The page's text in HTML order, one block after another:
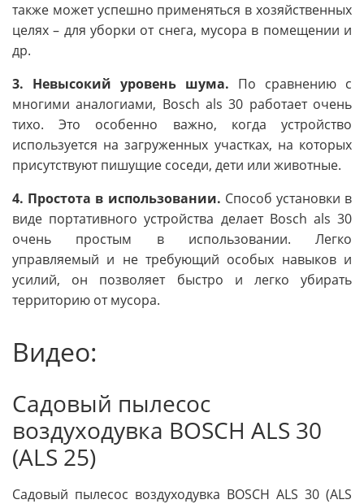
также может успешно применяться в хозяйственных
целях – для уборки от снега, мусора в помещении и
др.
3. Невысокий уровень шума. По сравнению с
многими аналогиами, Bosch als 30 работает очень
тихо. Это особенно важно, когда устройство
используется на загруженных участках, на которых
присутствуют пишущие соседи, дети или животные.
4. Простота в использовании. Способ установки в
виде портативного устройства делает Bosch als 30
очень простым в использовании. Легко
управляемый и не требующий особых навыков и
усилий, он позволяет быстро и легко убирать
территорию от мусора.
Видео:
Садовый пылесос
воздуходувка BOSCH ALS 30
(ALS 25)
Садовый пылесос воздуходувка BOSCH ALS 30 (ALS